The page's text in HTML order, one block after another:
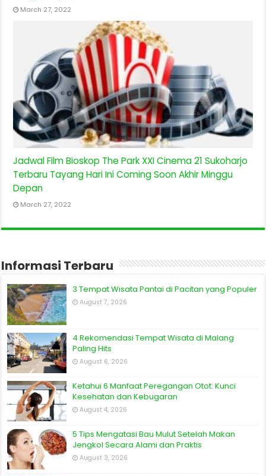
March 27, 2022
Jadwal Film Bioskop The Park XXI Cinema 21 Sukoharjo
Terbaru Tayang Hari Ini Coming Soon Akhir Minggu
Depan
March 27, 2022
Informasi Terbaru
3 Tempat Wisata Pantai di Pacitan yang Populer
August 7, 2026
4 Rekomendasi Tempat Wisata di Malang
Paling Hits
August 6, 2026
Ketahui 6 Manfaat Peregangan Otot: Kunci
Kesehatan dan Kebugaran
August 4, 2026
5 Tips Mengatasi Bau Mulut Setelah Makan
Jengkol Secara Alami dan Praktis
August 3, 2026